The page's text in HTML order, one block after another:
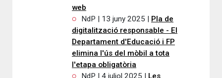
web
NdP | 13 juny 2025 | Pla de
digitalització responsable - El
Departament d'Educació i FP
elimina l'ús del mòbil a tota
l'etapa obligatòria
NdP | 4 juliol 2025 | Les